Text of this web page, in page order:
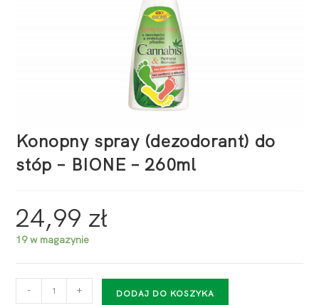
Konopny spray (dezodorant) do
stóp – BIONE – 260ml
24,99 zł
19 w magazynie
- + DODAJ DO KOSZYKA